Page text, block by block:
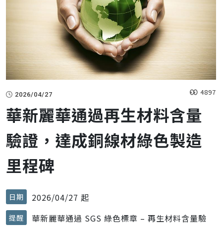
2026/04/27 4897
華新麗華通過再生材料含量
驗證，達成銅線材綠色製造
里程碑
日期 2026/04/27 起
提醒
華新麗華通過 SGS 綠色標章 – 再生材料含量驗